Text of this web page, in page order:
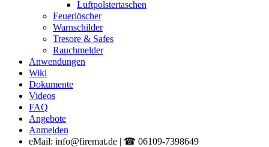
Luftpolstertaschen
Feuerlöscher
Warnschilder
Tresore & Safes
Rauchmelder
Anwendungen
Wiki
Dokumente
Videos
FAQ
Angebote
Anmelden
eMail: info@firemat.de | ☎ 06109-7398649